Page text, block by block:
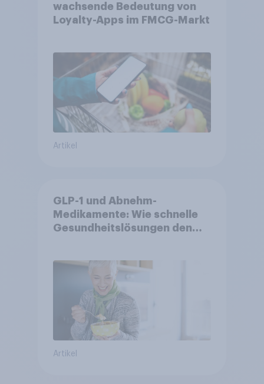
wachsende Bedeutung von
Loyalty-Apps im FMCG-Markt
Artikel
GLP-1 und Abnehm-
Medikamente: Wie schnelle
Gesundheitslösungen den
Artikel